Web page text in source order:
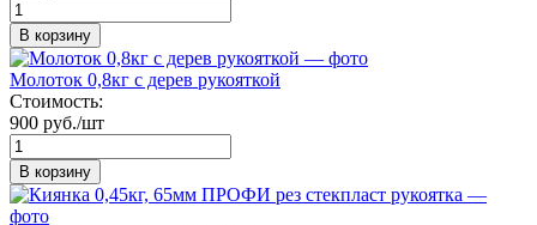
В корзину
Молоток 0,8кг с дерев рукояткой
Стоимость:
900 руб./шт
В корзину